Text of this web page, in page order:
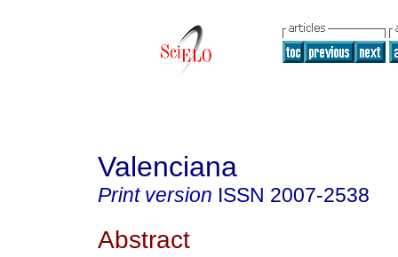
Valenciana
Print version ISSN 2007-2538
Abstract